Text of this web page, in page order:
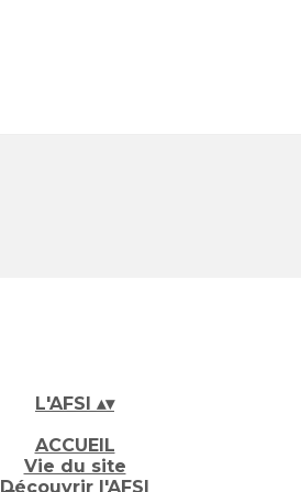
L'AFSI ▴▾
ACCUEIL
Vie du site
Découvrir l'AFSI